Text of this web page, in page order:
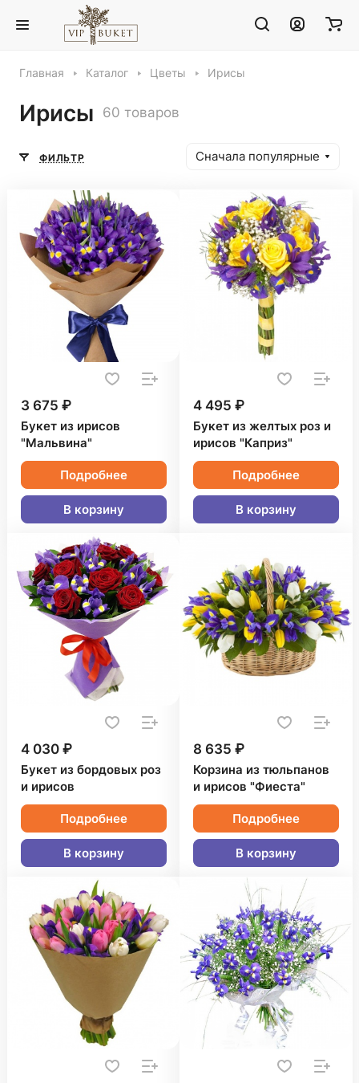
Главная Каталог Цветы Ирисы
Ирисы 60 товаров
ФИЛЬТР Сначала популярные
3 675 ₽
Букет из ирисов
"Мальвина"
Подробнее
В корзину
4 495 ₽
Букет из желтых роз и
ирисов "Каприз"
Подробнее
В корзину
4 030 ₽
Букет из бордовых роз
и ирисов
Подробнее
В корзину
8 635 ₽
Корзина из тюльпанов
и ирисов "Фиеста"
Подробнее
В корзину